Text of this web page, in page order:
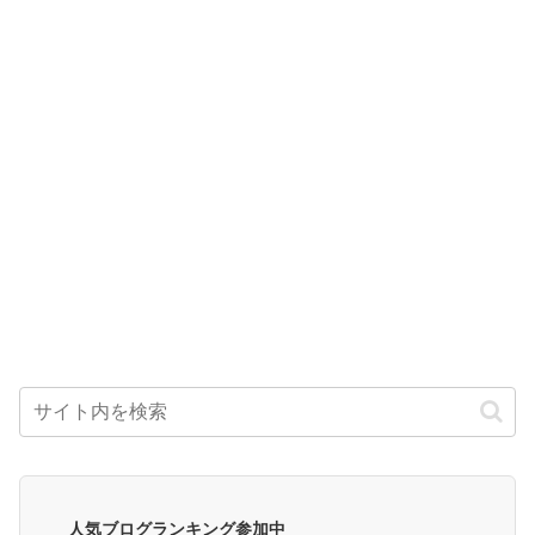
人気ブログランキング参加中